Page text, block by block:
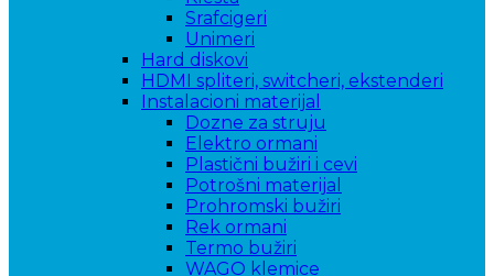
Srafcigeri
Unimeri
Hard diskovi
HDMI spliteri, switcheri, ekstenderi
Instalacioni materijal
Dozne za struju
Elektro ormani
Plastični bužiri i cevi
Potrošni materijal
Prohromski bužiri
Rek ormani
Termo bužiri
WAGO klemice